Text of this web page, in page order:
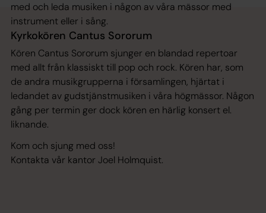
med och leda musiken i någon av våra mässor med
instrument eller i sång.
Kyrkokören Cantus Sororum
Kören Cantus Sororum sjunger en blandad repertoar
med allt från klassiskt till pop och rock. Kören har, som
de andra musikgrupperna i församlingen, hjärtat i
ledandet av gudstjänstmusiken i våra högmässor. Någon
gång per termin ger dock kören en härlig konsert el.
liknande.
Kom och sjung med oss!
Kontakta vår kantor Joel Holmquist.